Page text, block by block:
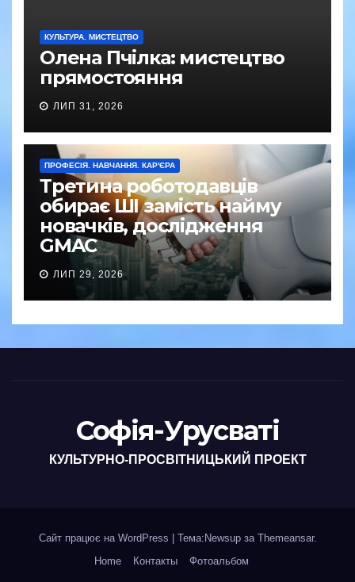
КУЛЬТУРА. МИСТЕЦТВО
Олена Пчілка: мистецтво
прямостояння
ЛИП 31, 2026
ПРОФЕСІЯ. НАВЧАННЯ. КАР'ЄРА
Третина роботодавців
обирає ШІ замість найму
новачків, дослідження
GMAC
ЛИП 29, 2026
Софія-Урусваті
КУЛЬТУРНО-ПРОСВІТНИЦЬКИЙ ПРОЕКТ
Сайт працює на WordPress Тема:Newsup за Themeansar.
Home
Контакты Фотоальбом